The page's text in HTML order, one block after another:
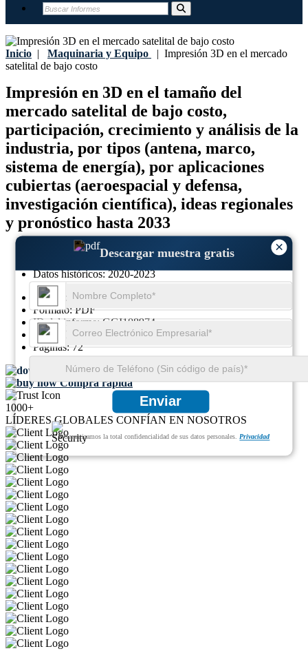
Inicio | Maquinaria y Equipo | Impresión 3D en el mercado
satelital de bajo costo
Impresión en 3D en el tamaño del
mercado satelital de bajo costo,
participación, crecimiento y análisis de la
industria, por tipos (antena, marco,
sistema de energía), por aplicaciones
cubiertas (aeroespacial y defensa,
investigación científica), ideas regionales
y pronóstico hasta 2033
Última actualización:23-June-2025
Datos históricos:2020-2023
Región: Global
Formato:PDF
ID del informe:GGI108974
SKU ID:26638000
Páginas:72
Descargar muestra gratis
Compra rápida
1000+
LÍDERES GLOBALES CONFÍAN EN NOSOTROS
×
Descargar muestra gratis
Enviar
Garantizamos la total confidencialidad de sus datos personales. Privacidad